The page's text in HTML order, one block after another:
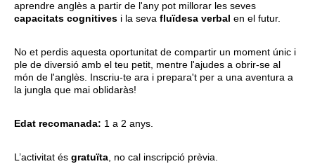
aprendre anglès a partir de l'any pot millorar les seves
capacitats cognitives i la seva fluïdesa verbal en el futur.
No et perdis aquesta oportunitat de compartir un moment únic i
ple de diversió amb el teu petit, mentre l'ajudes a obrir-se al
món de l'anglès. Inscriu-te ara i prepara't per a una aventura a
la jungla que mai oblidaràs!
Edat recomanada: 1 a 2 anys.
L’activitat és gratuïta, no cal inscripció prèvia.